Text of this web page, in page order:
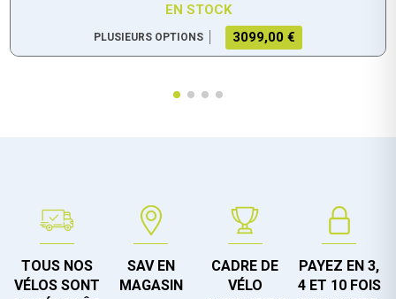
EN STOCK
PLUSIEURS OPTIONS 3099,00 €
TOUS NOS
VÉLOS SONT
SAV EN
MAGASIN
CADRE DE
VÉLO
PAYEZ EN 3,
4 ET 10 FOIS